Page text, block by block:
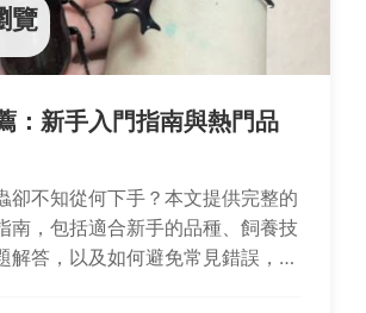
覽
：新手入門指南與熱門品
卻不知從何下手？本文提供完整的
南，包括適合新手的品種、飼養技
解答，以及如何避免常見錯誤，幫